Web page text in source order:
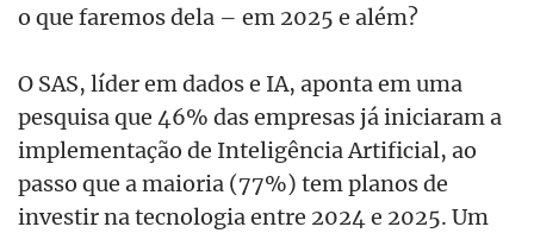
o que faremos dela – em 2025 e além?
O SAS, líder em dados e IA, aponta em uma
pesquisa que 46% das empresas já iniciaram a
implementação de Inteligência Artificial, ao
passo que a maioria (77%) tem planos de
investir na tecnologia entre 2024 e 2025. Um